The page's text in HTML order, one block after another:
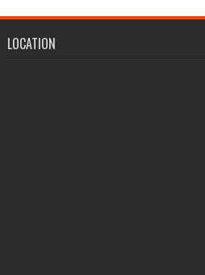
LOCATION